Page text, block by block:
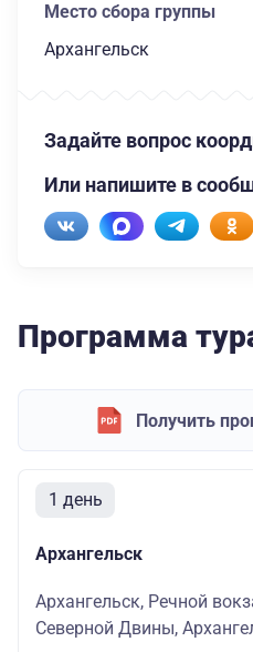
Место сбора группы
Архангельск
Задайте вопрос
Или напишите в
Программа
Получить
1 день
Архангельск
Архангельск, Речной
Северной Двины,